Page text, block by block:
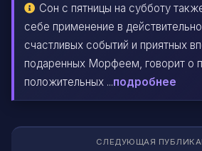
Сон с пятницы на субботу
себе применение в
счастливых событий и приятных
подаренных Морфеем, говорит о
положительных ...подробнее
СЛЕДУЮЩАЯ